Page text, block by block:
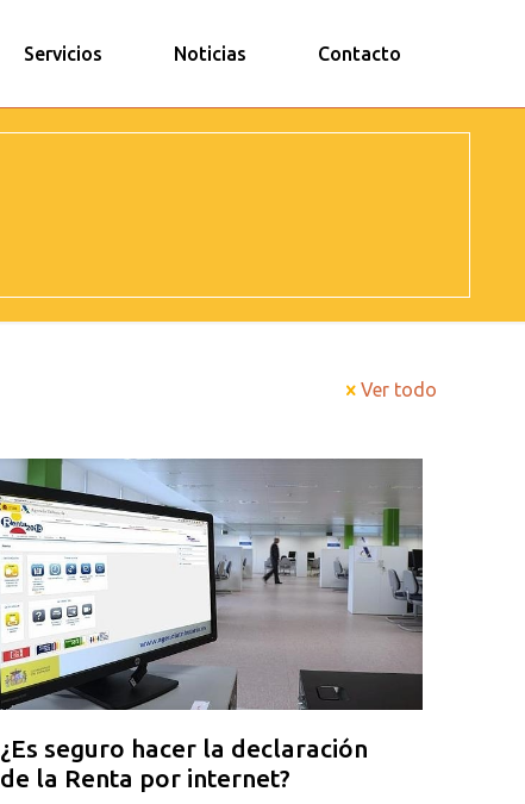
Servicios Noticias Contacto
Ver todo
¿Es seguro hacer la declaración
de la Renta por internet?